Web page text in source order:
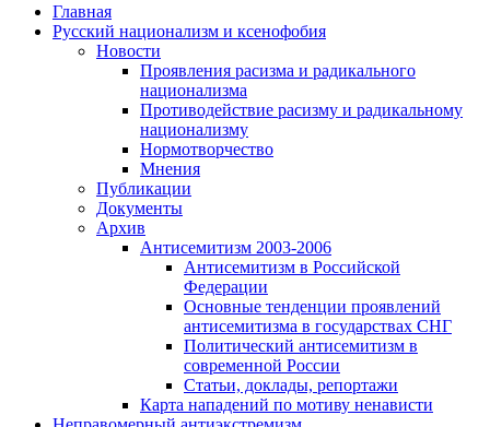
Главная
Русский национализм и ксенофобия
Новости
Проявления расизма и радикального
национализма
Противодействие расизму и радикальному
национализму
Нормотворчество
Мнения
Публикации
Документы
Архив
Антисемитизм 2003-2006
Антисемитизм в Российской
Федерации
Основные тенденции проявлений
антисемитизма в государствах СНГ
Политический антисемитизм в
современной России
Статьи, доклады, репортажи
Карта нападений по мотиву ненависти